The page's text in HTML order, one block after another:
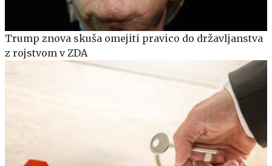
Trump znova skuša omejiti pravico do državljanstva
z rojstvom v ZDA